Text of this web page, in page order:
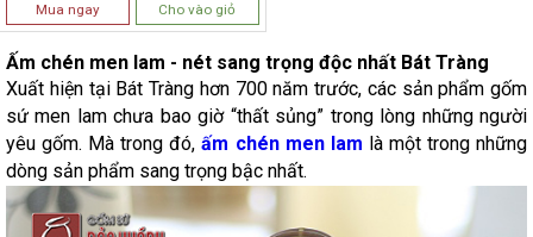
Mua ngay Cho vào giỏ
Ấm chén men lam - nét sang trọng độc nhất Bát Tràng
Xuất hiện tại Bát Tràng hơn 700 năm trước, các sản phẩm gốm
sứ men lam chưa bao giờ “thất sủng” trong lòng những người
yêu gốm. Mà trong đó,ấm chén men lam là một trong những
dòng sản phẩm sang trọng bậc nhất.